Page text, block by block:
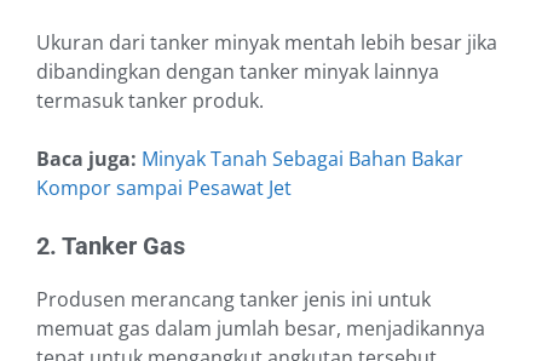
Ukuran dari tanker minyak mentah lebih besar jika
dibandingkan dengan tanker minyak lainnya
termasuk tanker produk.
Baca juga: Minyak Tanah Sebagai Bahan Bakar
Kompor sampai Pesawat Jet
2. Tanker Gas
Produsen merancang tanker jenis ini untuk
memuat gas dalam jumlah besar, menjadikannya